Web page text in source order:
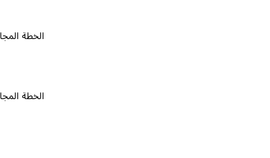
الخطة المجانية ٠
الخطة المجانية ٠